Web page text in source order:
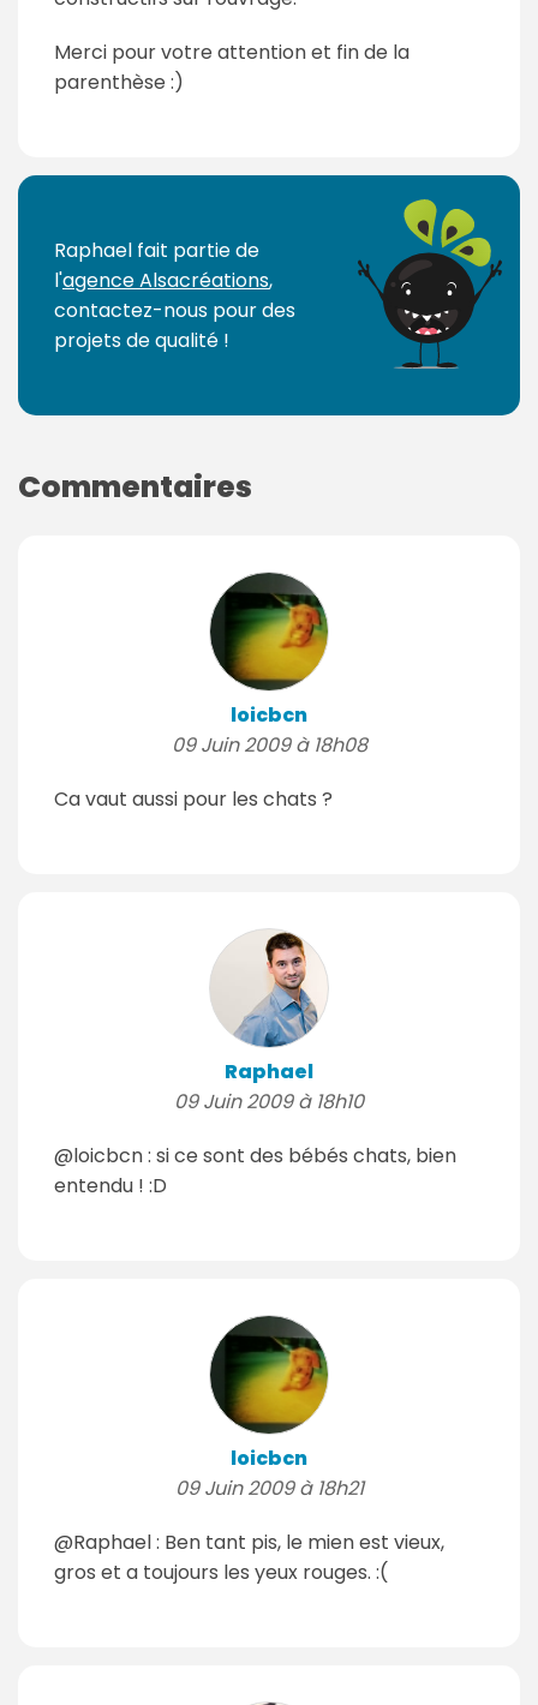
Merci pour votre attention et fin de la
parenthèse :)
Raphael fait partie de
l'agence Alsacréations,
contactez-nous pour des
projets de qualité !
Commentaires
loicbcn
09 Juin 2009 à 18h08
Ca vaut aussi pour les chats ?
Raphael
09 Juin 2009 à 18h10
@loicbcn : si ce sont des bébés chats, bien
entendu ! :D
loicbcn
09 Juin 2009 à 18h21
@Raphael : Ben tant pis, le mien est vieux,
gros et a toujours les yeux rouges. :(